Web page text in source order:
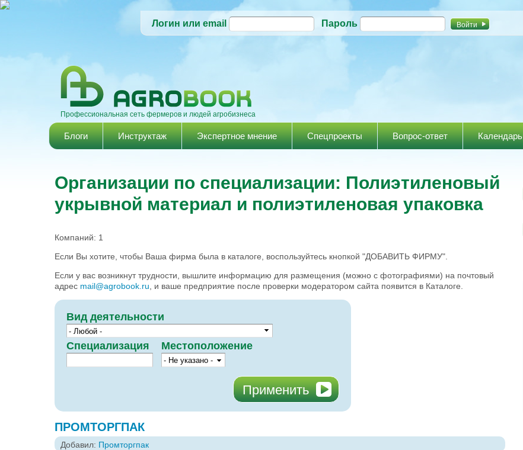
Перейти к
содержанию
Логин или email Пароль
Профессиональная сеть фермеров и людей агробизнеса
Главное меню
Блоги Инструктаж Экспертное мнение Спецпроекты Вопрос-ответ Календарь
Организации по специализации: Полиэтиленовый
укрывной материал и полиэтиленовая упаковка
Компаний: 1
Если Вы хотите, чтобы Ваша фирма была в каталоге, воспользуйтесь кнопкой "ДОБАВИТЬ ФИРМУ".
Если у вас возникнут трудности, вышлите информацию для размещения (можно с фотографиями) на почтовый
адрес mail@agrobook.ru , и ваше предприятие после проверки модератором сайта появится в Каталоге.
Вид деятельности
Специализация Местоположение
ПРОМТОРГПАК
Добавил: Промторгпак